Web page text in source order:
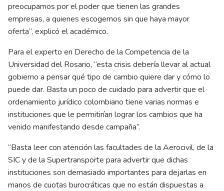
preocupamos por el poder que tienen las grandes
empresas, a quienes escogemos sin que haya mayor
oferta”, explicó el académico.
Para el experto en Derecho de la Competencia de la
Universidad del Rosario, “esta crisis debería llevar al actual
gobierno a pensar qué tipo de cambio quiere dar y cómo lo
puede dar. Basta un poco de cuidado para advertir que el
ordenamiento jurídico colombiano tiene varias normas e
instituciones que le permitirían lograr los cambios que ha
venido manifestando desde campaña”.
“Basta leer con atención las facultades de la Aerocivil, de la
SIC y de la Supertransporte para advertir que dichas
instituciones son demasiado importantes para dejarlas en
manos de cuotas burocráticas que no están dispuestas a